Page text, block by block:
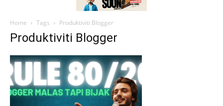
Home Tags Produktiviti Blogger
Produktiviti Blogger